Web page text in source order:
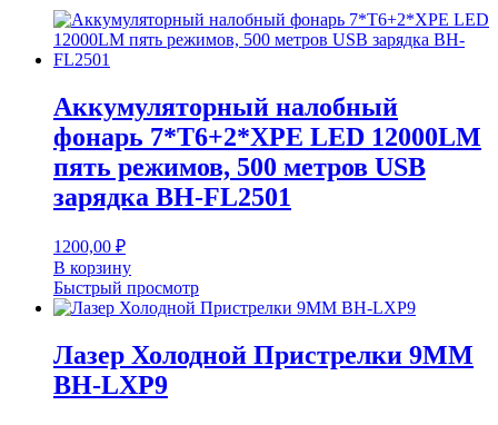
Аккумуляторный налобный
фонарь 7*T6+2*XPE LED 12000LM
пять режимов, 500 метров USB
зарядка BH-FL2501
1200,00 ₽
В корзину
Быстрый просмотр
Лазер Холодной Пристрелки 9MM
BH-LXP9